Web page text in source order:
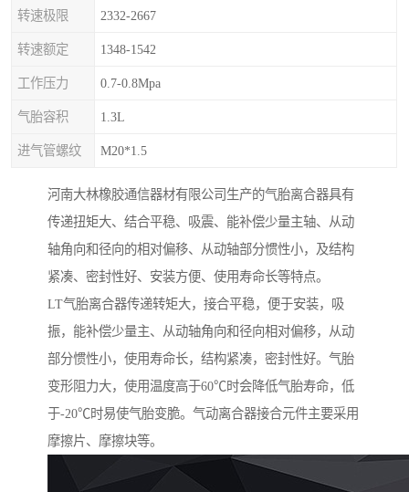
转速极限 2332-2667
转速额定 1348-1542
工作压力 0.7-0.8Mpa
气胎容积 1.3L
进气管螺纹 M20*1.5
河南大林橡胶通信器材有限公司生产的气胎离合器具有
传递扭矩大、结合平稳、吸震、能补偿少量主轴、从动
轴角向和径向的相对偏移、从动轴部分惯性小，及结构
紧凑、密封性好、安装方便、使用寿命长等特点。
LT气胎离合器传递转矩大，接合平稳，便于安装，吸
振，能补偿少量主、从动轴角向和径向相对偏移，从动
部分惯性小，使用寿命长，结构紧凑，密封性好。气胎
变形阻力大，使用温度高于60℃时会降低气胎寿命，低
于-20℃时易使气胎变脆。气动离合器接合元件主要采用
摩擦片、摩擦块等。